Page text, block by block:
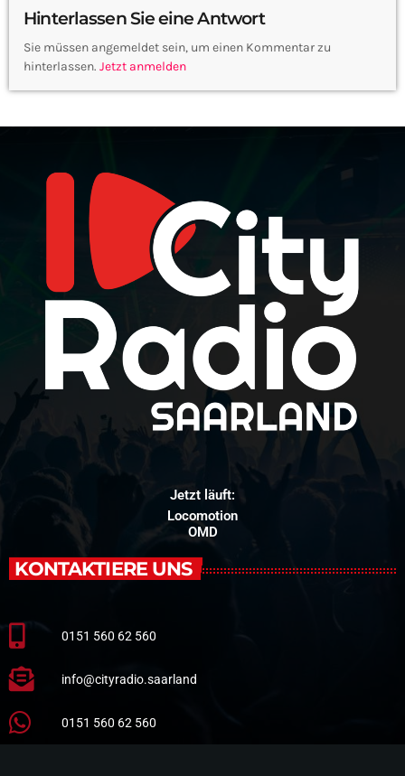
Hinterlassen Sie eine Antwort
Sie müssen angemeldet sein, um einen Kommentar zu
hinterlassen. Jetzt anmelden
Jetzt läuft:
Locomotion
OMD
KONTAKTIERE UNS
0151 560 62 560
info@cityradio.saarland
0151 560 62 560